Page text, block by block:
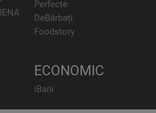
Perfecte
DeBărbați
Foodstory
ECONOMIC
iBani